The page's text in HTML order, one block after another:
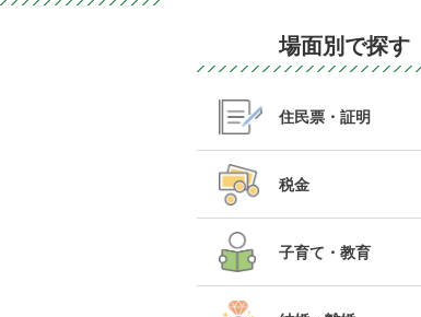
場面別で探す
住民票・証明
税金
子育て・教育